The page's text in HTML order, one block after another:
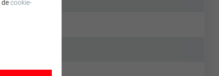
decookie-